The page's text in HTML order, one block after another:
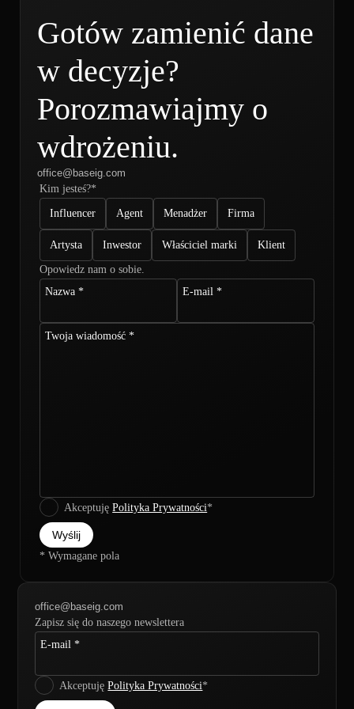
Gotów zamienić dane
w decyzje?
Porozmawiajmy o
wdrożeniu.
office@baseig.com
Kim jesteś?*
Influencer Agent Menadżer Firma
Artysta Inwestor Właściciel marki Klient
Opowiedz nam o sobie.
Nazwa *
E-mail *
Twoja wiadomość *
AkceptujęPolityka Prywatności*
* Wymagane pola
office@baseig.com
Zapisz się do naszego newslettera
E-mail *
AkceptujęPolityka Prywatności*